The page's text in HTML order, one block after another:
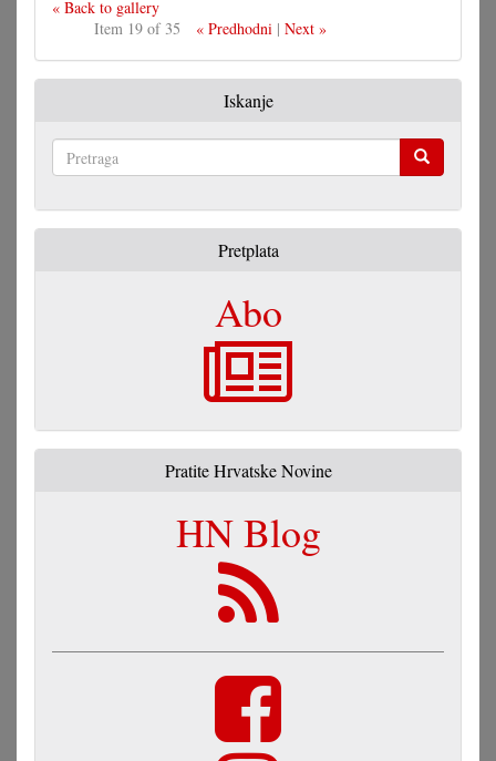
« Back to gallery
Item 19 of 35
« Predhodni| Next »
Iskanje
Pretplata
Abo
Pratite Hrvatske Novine
HN Blog